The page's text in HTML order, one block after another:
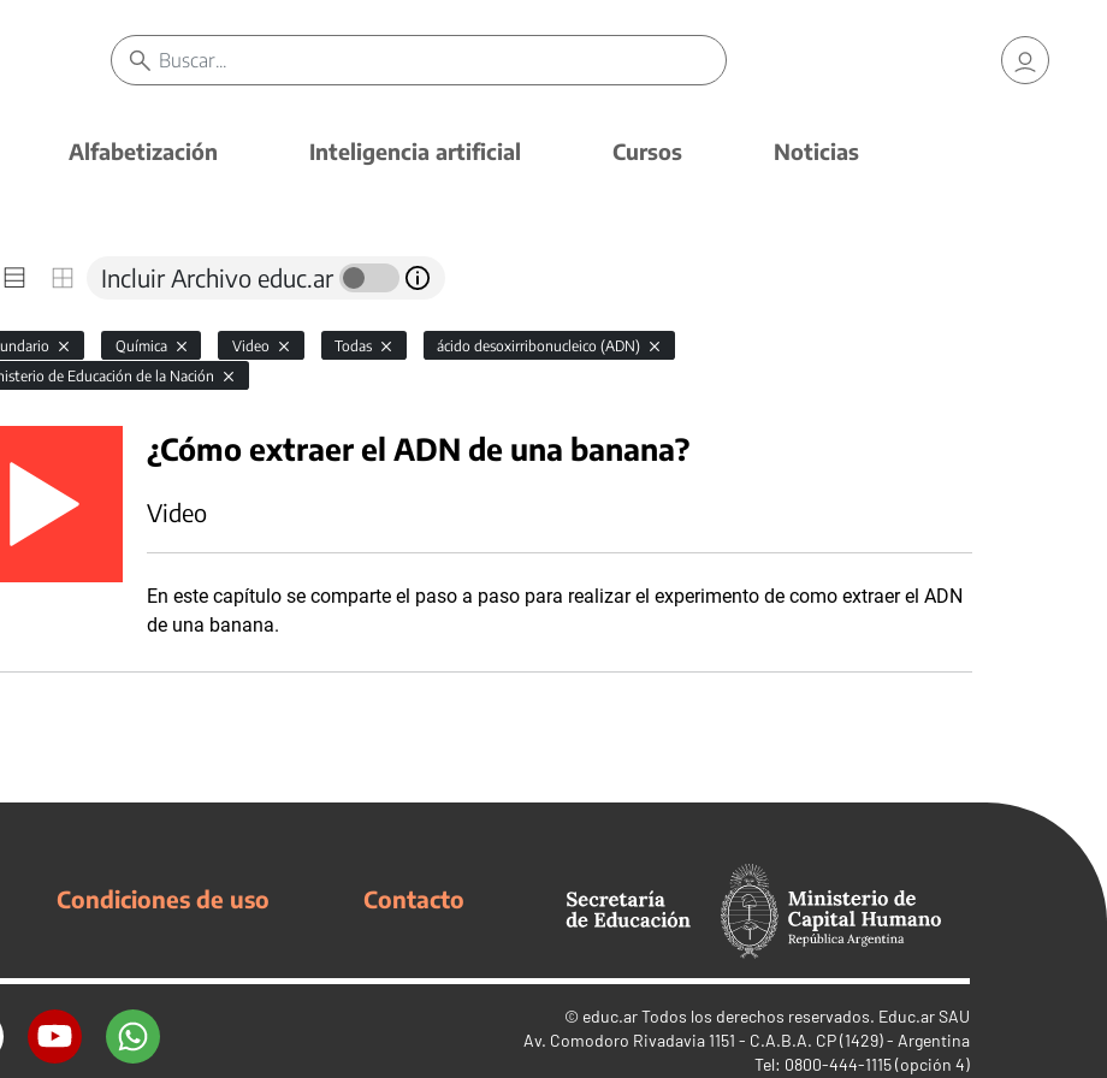
Alfabetización Inteligencia artificial Cursos Noticias
Incluir Archivo educ.ar
Química Video Todas
ácido desoxirribonucleico (ADN)
de Educación de la Nación
¿Cómo extraer el ADN de una banana?
Video
En este capítulo se comparte el paso a paso para realizar el experimento de como extraer el ADN
de una banana.
Condiciones de uso Contacto
© educ.arTodos los derechos reservados. Educ.ar SAU
Av. Comodoro Rivadavia 1151 - C.A.B.A. CP (1429) - Argentina
Tel: 0800-444-1115 (opción 4)